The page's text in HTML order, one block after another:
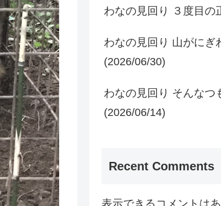
わなの見回り ３度目の
わなの見回り 山がにぎ
(2026/06/30)
わなの見回り そんな
(2026/06/14)
Recent Comments
表示できるコメントはあ